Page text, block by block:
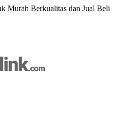
Murah Berkualitas dan Jual Beli